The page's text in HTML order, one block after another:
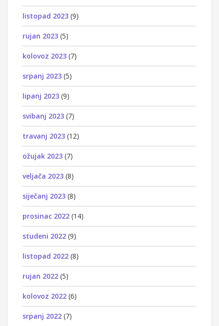
listopad 2023 (9)
rujan 2023 (5)
kolovoz 2023 (7)
srpanj 2023 (5)
lipanj 2023 (9)
svibanj 2023 (7)
travanj 2023 (12)
ožujak 2023 (7)
veljača 2023 (8)
siječanj 2023 (8)
prosinac 2022 (14)
studeni 2022 (9)
listopad 2022 (8)
rujan 2022 (5)
kolovoz 2022 (6)
srpanj 2022 (7)